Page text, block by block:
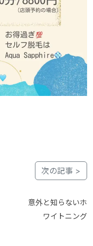
次の記事 >
意外と知らないホ
ワイトニング